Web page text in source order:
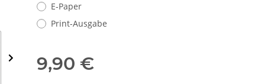
E-Paper
Print-Ausgabe
9,90 €